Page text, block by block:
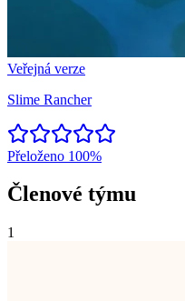
Veřejná verze
Slime Rancher
Přeloženo 100%
Členové týmu
1